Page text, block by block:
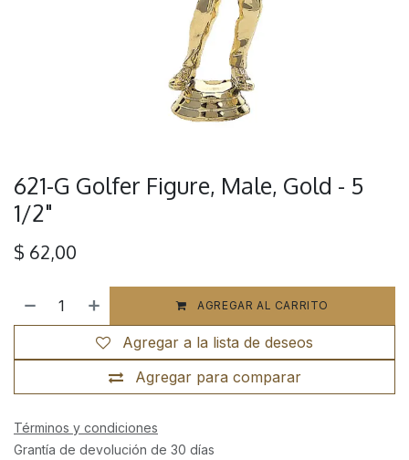
621-G Golfer Figure, Male, Gold - 5
1/2"
$ 62,00
AGREGAR AL CARRITO
Agregar para comparar
Agregar a la lista de deseos
Términos y condiciones
Grantía de devolución de 30 días